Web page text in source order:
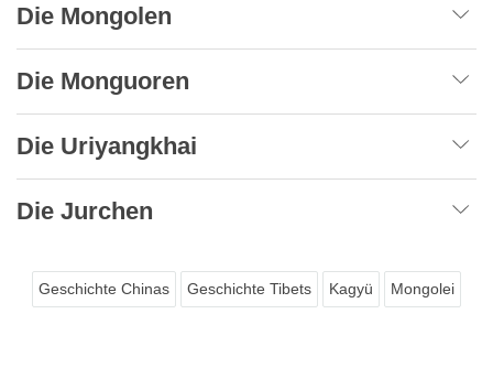
Die Mongolen
Die Monguoren
Die Uriyangkhai
Die Jurchen
Geschichte Chinas Geschichte Tibets Kagyü Mongolei